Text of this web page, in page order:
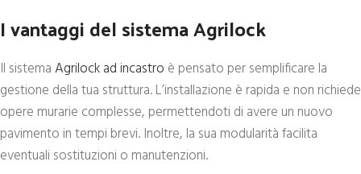
I vantaggi del sistema Agrilock
Il sistemaAgrilock ad incastro è pensato per semplificare la
gestione della tua struttura. L’installazione è rapida e non richiede
opere murarie complesse, permettendoti di avere un nuovo
pavimento in tempi brevi. Inoltre, la sua modularità facilita
eventuali sostituzioni o manutenzioni.